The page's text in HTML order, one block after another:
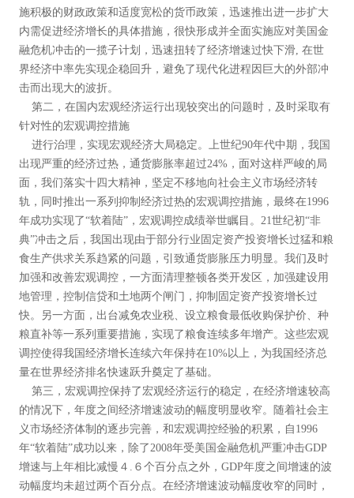
施积极的财政政策和适度宽松的货币政策，迅速推出进一步扩大
内需促进经济增长的具体措施，很快形成并全面实施应对美国金
融危机冲击的一揽子计划，迅速扭转了经济增速过快下滑, 在世
界经济中率先实现企稳回升，避免了现代化进程因巨大的外部冲
击而出现大的波折。
第二，在国内宏观经济运行出现较突出的问题时，及时采取有
针对性的宏观调控措施
进行治理，实现宏观经济大局稳定。上世纪90年代中期，我国
出现严重的经济过热，通货膨胀率超过24%，面对这样严峻的局
面，我们落实十四大精神，坚定不移地向社会主义市场经济转
轨，同时推出一系列抑制经济过热的宏观调控措施，最终在1996
年成功实现了“软着陆”，宏观调控成绩举世瞩目。21世纪初“非
典”冲击之后，我国出现由于部分行业固定资产投资增长过猛和粮
食生产供求关系趋紧的问题，引致通货膨胀压力明显。我们及时
加强和改善宏观调控，一方面清理整顿各类开发区，加强建设用
地管理，控制信贷和土地两个闸门，抑制固定资产投资增长过
快。另一方面，出台减免农业税、设立粮食最低收购保护价、种
粮直补等一系列重要措施，实现了粮食连续多年增产。这些宏观
调控使得我国经济增长连续六年保持在10%以上，为我国经济总
量在世界经济排名快速跃升奠定了基础。
第三，宏观调控保持了宏观经济运行的稳定，在经济增速较高
的情况下，年度之间经济增速波动的幅度明显收窄。随着社会主
义市场经济体制的逐步完善，和宏观调控经验的积累，自1996
年“软着陆”成功以来，除了2008年受美国金融危机严重冲击GDP
增速与上年相比减慢４.６个百分点之外，GDP年度之间增速的波
动幅度均未超过两个百分点。在经济增速波动幅度收窄的同时，